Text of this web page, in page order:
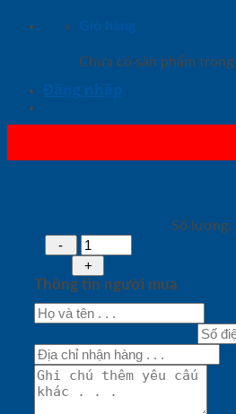
Giỏ hàng
Chưa có sản phẩm trong
Đăng nhập
Số lượng:
Thông tin người mua